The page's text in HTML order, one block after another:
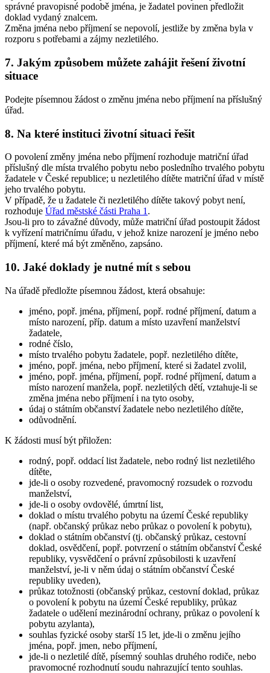
správné pravopisné podobě jména, je žadatel povinen předložit
doklad vydaný znalcem.
Změna jména nebo příjmení se nepovolí, jestliže by změna byla v
rozporu s potřebami a zájmy nezletilého.
7. Jakým způsobem můžete zahájit řešení životní
situace
Podejte písemnou žádost o změnu jména nebo příjmení na příslušný
úřad.
8. Na které instituci životní situaci řešit
O povolení změny jména nebo příjmení rozhoduje matriční úřad
příslušný dle místa trvalého pobytu nebo posledního trvalého pobytu
žadatele v České republice; u nezletilého dítěte matriční úřad v místě
jeho trvalého pobytu.
V případě, že u žadatele či nezletilého dítěte takový pobyt není,
rozhoduje Úřad městské části Praha 1 .
Jsou-li pro to závažné důvody, může matriční úřad postoupit žádost
k vyřízení matričnímu úřadu, v jehož knize narození je jméno nebo
příjmení, které má být změněno, zapsáno.
10. Jaké doklady je nutné mít s sebou
Na úřadě předložte písemnou žádost, která obsahuje:
jméno, popř. jména, příjmení, popř. rodné příjmení, datum a
místo narození, příp. datum a místo uzavření manželství
žadatele,
rodné číslo,
místo trvalého pobytu žadatele, popř. nezletilého dítěte,
jméno, popř. jména, nebo příjmení, které si žadatel zvolil,
jméno, popř. jména, příjmení, popř. rodné příjmení, datum a
místo narození manžela, popř. nezletilých dětí, vztahuje-li se
změna jména nebo příjmení i na tyto osoby,
údaj o státním občanství žadatele nebo nezletilého dítěte,
odůvodnění.
K žádosti musí být přiložen:
rodný, popř. oddací list žadatele, nebo rodný list nezletilého
dítěte,
jde-li o osoby rozvedené, pravomocný rozsudek o rozvodu
manželství,
jde-li o osoby ovdovělé, úmrtní list,
doklad o místu trvalého pobytu na území České republiky
(např. občanský průkaz nebo průkaz o povolení k pobytu),
doklad o státním občanství (tj. občanský průkaz, cestovní
doklad, osvědčení, popř. potvrzení o státním občanství České
republiky, vysvědčení o právní způsobilosti k uzavření
manželství, je-li v něm údaj o státním občanství České
republiky uveden),
průkaz totožnosti (občanský průkaz, cestovní doklad, průkaz
o povolení k pobytu na území České republiky, průkaz
žadatele o udělení mezinárodní ochrany, průkaz o povolení k
pobytu azylanta),
souhlas fyzické osoby starší 15 let, jde-li o změnu jejího
jména, popř. jmen, nebo příjmení,
jde-li o nezletilé dítě, písemný souhlas druhého rodiče, nebo
pravomocné rozhodnutí soudu nahrazující tento souhlas.